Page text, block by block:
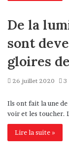
De la
sont
gloires
26 juillet 2020 3
Ils ont fait la une de
voir et les toucher.
Lire la suite »